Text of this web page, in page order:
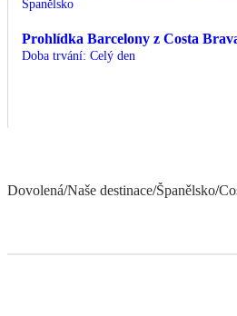
Španělsko
Prohlídka Barcelony z Costa
Doba trvání: Celý den
Dovolená/Naše destinace/Španělsko/